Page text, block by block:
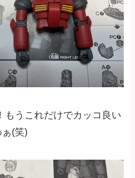
もうこれだけでカッコ良い
(笑)